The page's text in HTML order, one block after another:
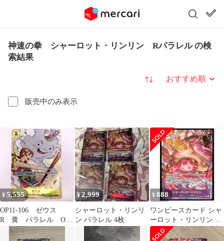
神速の拳 シャーロット・リンリン Rパラレル の検
索結果
販売中のみ表示
並び替え
¥5,555
OP11-106 ゼウス
R 黄 パラレル One
Piece Card
¥2,999
シャーロット・リンリ
ン パラレル 4枚
¥ 888
ワンピースカード シャ
ーロット・リンリン R
パラレル